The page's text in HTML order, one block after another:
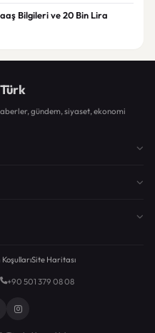
Bilgileri ve 20 Bin Lira
gündem, siyaset, ekonomi
KoşullarıSite Haritası
+90 501 379 08 08